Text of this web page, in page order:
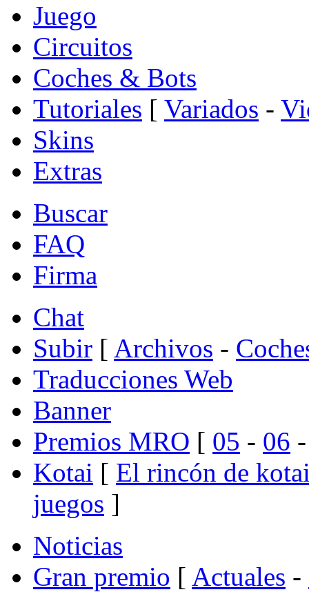
Juego
Circuitos
Coches & Bots
Tutoriales [ Variados -
Skins
Extras
Buscar
FAQ
Firma
Chat
Subir [ Archivos -
Traducciones Web
Banner
Premios MRO [ 05 - 06
Kotai [ El rincón de
juegos ]
Noticias
Gran premio [ Actuales -